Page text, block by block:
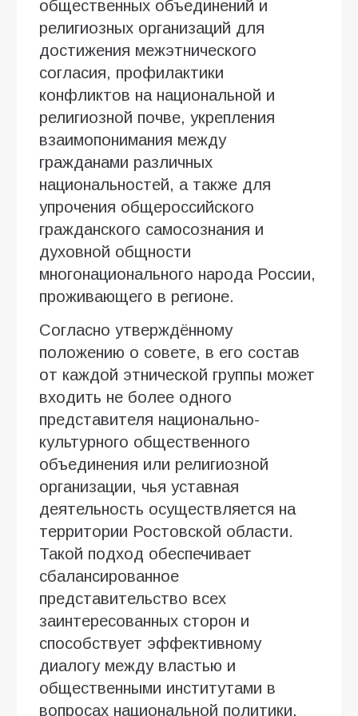
общественных объединений и
религиозных организаций для
достижения межэтнического
согласия, профилактики
конфликтов на национальной и
религиозной почве, укрепления
взаимопонимания между
гражданами различных
национальностей, а также для
упрочения общероссийского
гражданского самосознания и
духовной общности
многонационального народа России,
проживающего в регионе.
Согласно утверждённому
положению о совете, в его состав
от каждой этнической группы может
входить не более одного
представителя национально-
культурного общественного
объединения или религиозной
организации, чья уставная
деятельность осуществляется на
территории Ростовской области.
Такой подход обеспечивает
сбалансированное
представительство всех
заинтересованных сторон и
способствует эффективному
диалогу между властью и
общественными институтами в
вопросах национальной политики.